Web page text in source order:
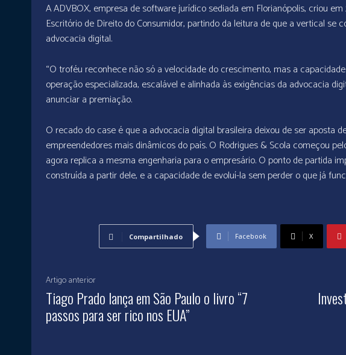
A ADVBOX, empresa de software jurídico sediada em Florianópolis, criou
Escritório de Direito do Consumidor, partindo da leitura de que a vertical se
advocacia digital.
“O troféu reconhece não só a velocidade do crescimento, mas a
operação especializada, escalável e alinhada às exigências da advocacia
anunciar a premiação.
O recado do case é que a advocacia digital brasileira deixou de ser aposta
empreendedores mais dinâmicos do país. O Rodrigues & Scola começou
agora replica a mesma engenharia para o empresário. O ponto de partida
construída a partir dele, e a capacidade de evoluí-la sem perder o que já
Compartilhado Facebook X
Artigo anterior
Tiago Prado lança em São Paulo o livro “7
passos para ser rico nos EUA”